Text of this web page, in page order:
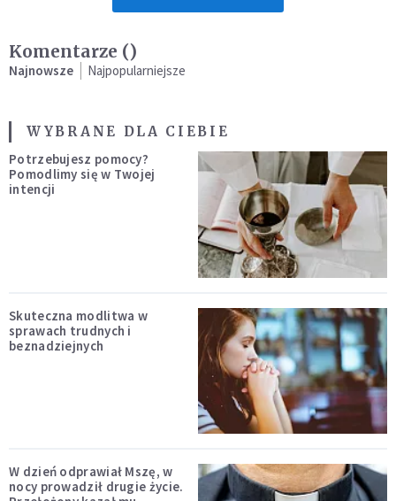
Komentarze ()
Najnowsze Najpopularniejsze
WYBRANE DLA CIEBIE
Potrzebujesz pomocy?
Pomodlimy się w Twojej
intencji
Skuteczna modlitwa w
sprawach trudnych i
beznadziejnych
W dzień odprawiał Mszę, w
nocy prowadził drugie życie.